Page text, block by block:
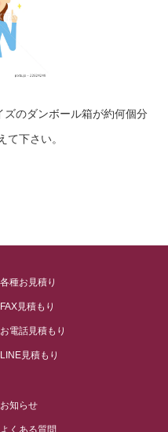
のダンボール箱が約何個分
て下さい。
各種お見積り
FAX見積もり
お電話見積もり
LINE見積もり
お知らせ
よくある質問